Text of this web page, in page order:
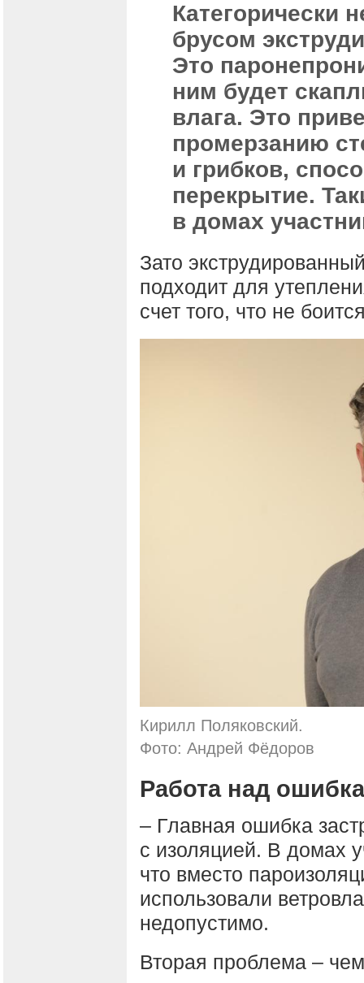
Категорически
брусом
Это
ним будет
влага. Это
промерзанию
и грибков,
перекрытие.
в домах
Зато
подходит для
счет того, что не
Кирилл Поляковский.
Фото: Андрей Фёдоров
Работа над
– Главная ошибка
с изоляцией. В домах
что вместо
использовали
недопустимо.
Вторая проблема –